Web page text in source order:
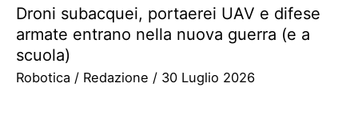
Droni subacquei, portaerei UAV e difese
armate entrano nella nuova guerra (e a
scuola)
Robotica / Redazione / 30 Luglio 2026